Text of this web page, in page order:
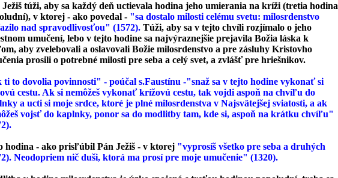
Ježiš túži, aby sa každý deň uctievala hodina jeho umierania na kríži (tretia hodina
v ktorej - ako povedal - "sa dostalo milosti celému svetu: milosrdenstvo
nad spravodlivosťou" (1572). Túži, aby sa v tejto chvíli rozjímalo o jeho
umučení, lebo v tejto hodine sa najvýraznejšie prejavila Božia láska k
aby zvelebovali a oslavovali Božie milosrdenstvo a pre zásluhy Kristovho
prosili o potrebné milosti pre seba a celý svet, a zvlášť pre hriešnikov.
to dovolia povinnosti" - poúčal s.Faustínu -"snaž sa v tejto hodine vykonať si
cestu. Ak si nemôžeš vykonať krížovú cestu, tak vojdi aspoň na chvíľu do
a ucti si moje srdce, ktoré je plné milosrdenstva v Najsvätejšej sviatosti, a ak
vojsť do kaplnky, ponor sa do modlitby tam, kde si, aspoň na krátku chvíľu"
hodina - ako prisľúbil Pán Ježiš - v ktorej "vyprosíš všetko pre seba a druhých
Neodopriem nič duši, ktorá ma prosí pre moje umučenie" (1320).